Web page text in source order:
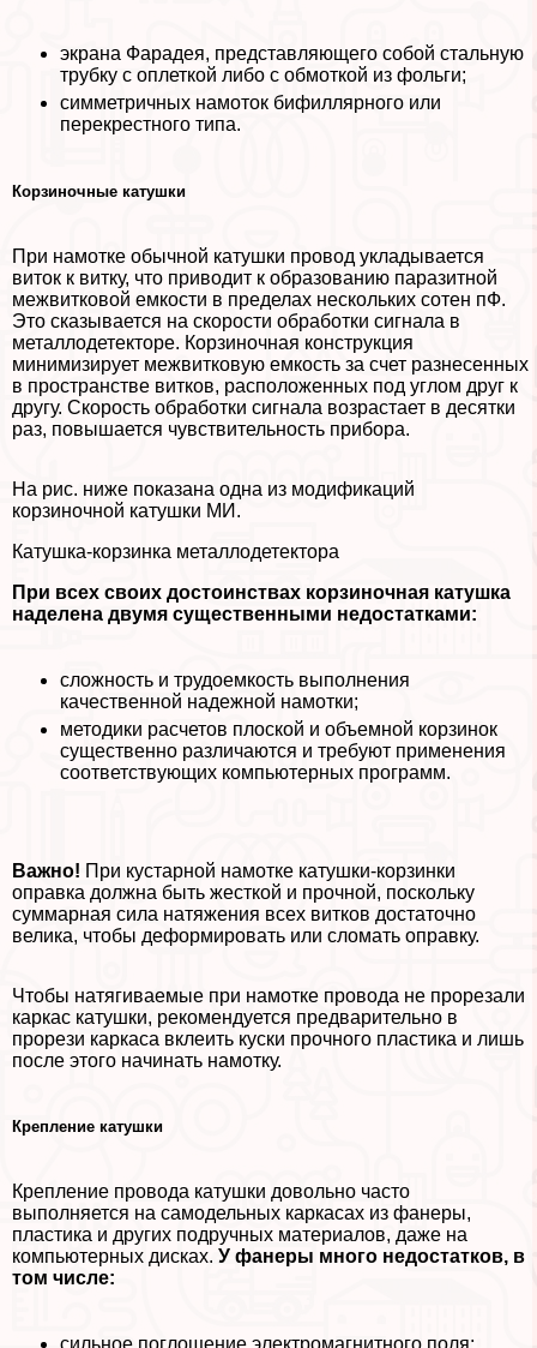
экрана Фарадея, представляющего собой стальную
трубку с оплеткой либо с обмоткой из фольги;
симметричных намоток бифиллярного или
перекрестного типа.
Корзиночные катушки
При намотке обычной катушки провод укладывается
виток к витку, что приводит к образованию паразитной
межвитковой емкости в пределах нескольких сотен пФ.
Это сказывается на скорости обработки сигнала в
металлодетекторе. Корзиночная конструкция
минимизирует межвитковую емкость за счет разнесенных
в прострaнcтве витков, расположенных под углом друг к
другу. Скорость обработки сигнала возрастает в десятки
раз, повышается чувствительность прибора.
На рис. ниже показана одна из модификаций
корзиночной катушки МИ.
Катушка-корзинка металлодетектора
При всех своих достоинствах корзиночная катушка
наделена двумя существенными недостатками:
сложность и трудоемкость выполнения
качественной надежной намотки;
методики расчетов плоской и объемной корзинок
существенно различаются и требуют применения
соответствующих компьютерных программ.
Важно! При кустарной намотке катушки-корзинки
оправка должна быть жесткой и прочной, поскольку
суммарная сила натяжения всех витков достаточно
велика, чтобы деформировать или сломать оправку.
Чтобы натягиваемые при намотке провода не прорезали
каркас катушки, рекомендуется предварительно в
прорези каркаса вклеить куски прочного пластика и лишь
после этого начинать намотку.
Крепление катушки
Крепление провода катушки довольно часто
выполняется на самодельных каркасах из фанеры,
пластика и других подручных материалов, даже на
компьютерных дисках. У фанеры много недостатков, в
том числе:
сильное поглощение электромагнитного поля;